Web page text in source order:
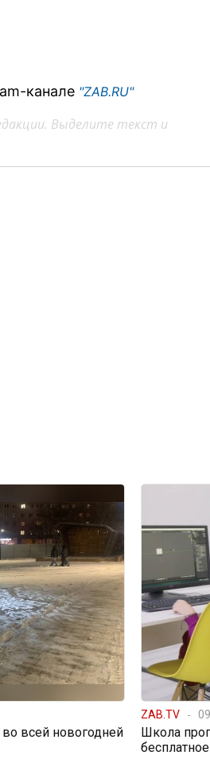
канале "ZAB.RU"
Выделите текст и
всей новогодней
ZAB.TV
Школа